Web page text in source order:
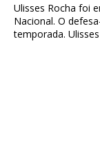
Ulisses Rocha foi
Nacional. O
temporada.